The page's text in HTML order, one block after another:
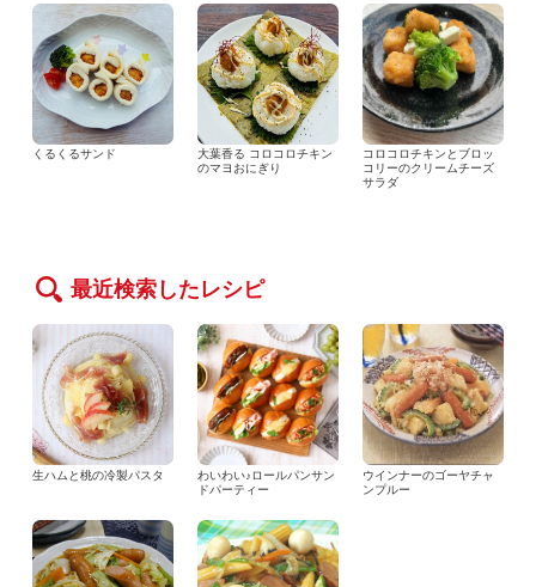
くるくるサンド
大葉香る コロコロチキン
のマヨおにぎり
コロコロチキンとブロッ
コリーのクリームチーズ
サラダ
最近検索したレシピ
生ハムと桃の冷製パスタ
わいわい♪ロールパンサン
ドパーティー
ウインナーのゴーヤチャ
ンプルー